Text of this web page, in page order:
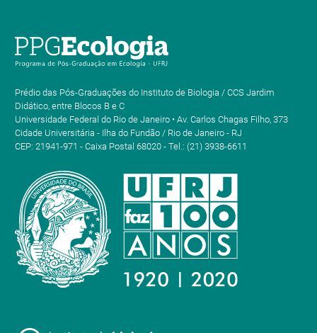
Prédio das Pós-Graduações do Instituto de Biologia / CCS Jardim
Didático, entre Blocos B e C
Universidade Federal do Rio de Janeiro • Av. Carlos Chagas Filho, 373
Cidade Universitária - Ilha do Fundão / Rio de Janeiro - RJ
CEP: 21941-971 - Caixa Postal 68020 - Tel.: (21) 3938-6611